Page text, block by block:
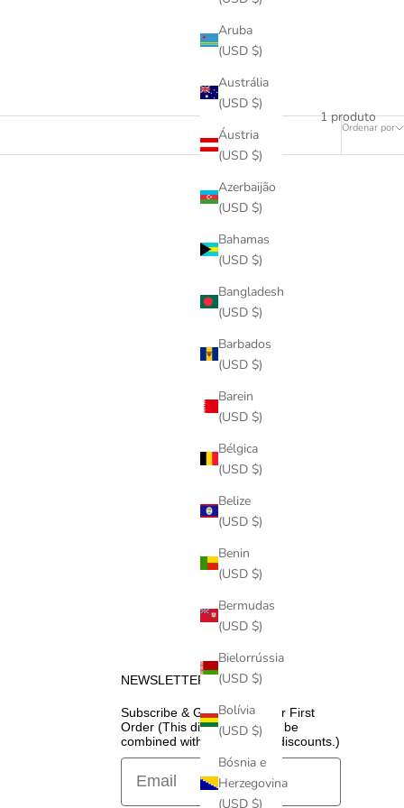
Aruba
(USD $)
Austrália
(USD $)
Áustria
(USD $)
Azerbaijão
(USD $)
Bahamas
(USD $)
Bangladesh
(USD $)
Barbados
(USD $)
Barein
(USD $)
Bélgica
(USD $)
Belize
(USD $)
Benin
(USD $)
Bermudas
(USD $)
Bielorrússia
(USD $)
Bolívia
(USD $)
Bósnia e
Herzegovina
(USD $)
Ordenar por
1 produto
NEWSLETTER
Subscribe & Get 5% Off Your First
Order (This discount cannot be
combined with promotional discounts.)
Email